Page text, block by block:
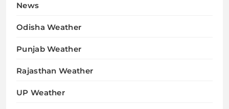
News
Odisha Weather
Punjab Weather
Rajasthan Weather
UP Weather